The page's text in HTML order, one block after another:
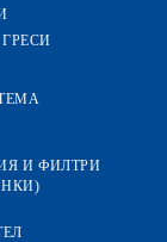
И ФИЛТРИ